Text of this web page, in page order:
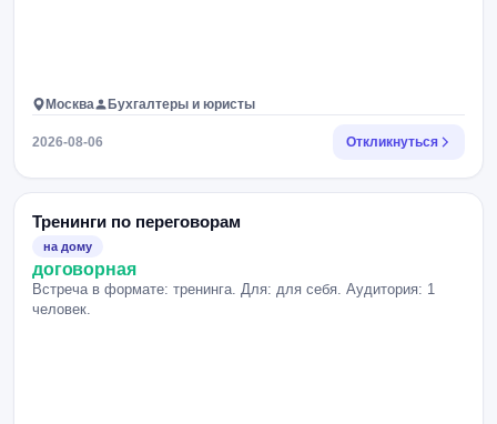
Москва Бухгалтеры и юристы
2026-08-06 Откликнуться
Тренинги по переговорам
на дому
договорная
Встреча в формате: тренинга. Для: для себя. Аудитория: 1
человек.